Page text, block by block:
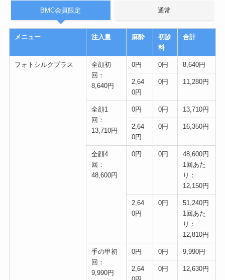
BMC会員限定 通常
メニュー 注入量 麻酔
初診
料
合計
フォトシルクプラス
全顔初
回：
8,640円
0円 0円 8,640円
2,64
0円
0円 11,280円
全顔1
回：
13,710円
0円 0円 13,710円
2,64
0円
0円 16,350円
全顔4
回：
48,600円
0円 0円
48,600円
1回あた
り：
12,150円
2,64
0円
0円
51,240円
1回あた
り：
12,810円
手の甲初
回：
9,990円
0円 0円 9,990円
2,64
0円 12,630円